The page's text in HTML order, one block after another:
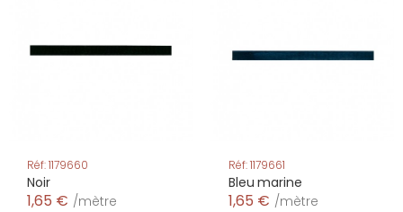
Réf: 1179660
Noir
1,65 € /mètre
Réf: 1179661
Bleu marine
1,65 € /mètre